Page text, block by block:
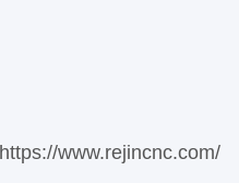
www.rejincnc.com/